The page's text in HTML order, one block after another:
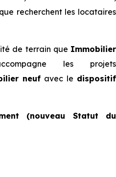
recherchent les locataires
de terrain que Immobilier
les projets
neuf avec le dispositif
(nouveau Statut du